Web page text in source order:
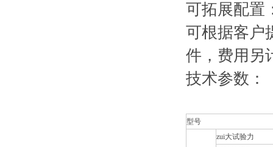
可拓展配置
可根据客户
件，费用另
技术参数：
型号
zui大试验力